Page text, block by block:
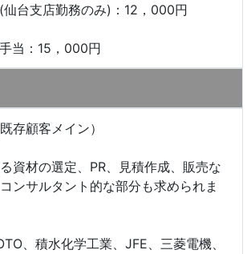
台支店勤務のみ)：12，000円
当：15，000円
存顧客メイン）
資材の選定、PR、見積作成、販売な
ンサルタント的な部分も求められま
、積水化学工業、JFE、三菱電機、